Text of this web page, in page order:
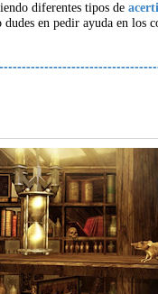
diferentes tipos de
en pedir ayuda en los